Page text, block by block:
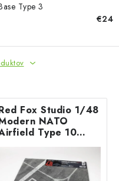
Type 3
€24
Fox Studio 1/48
NATO
Type 10